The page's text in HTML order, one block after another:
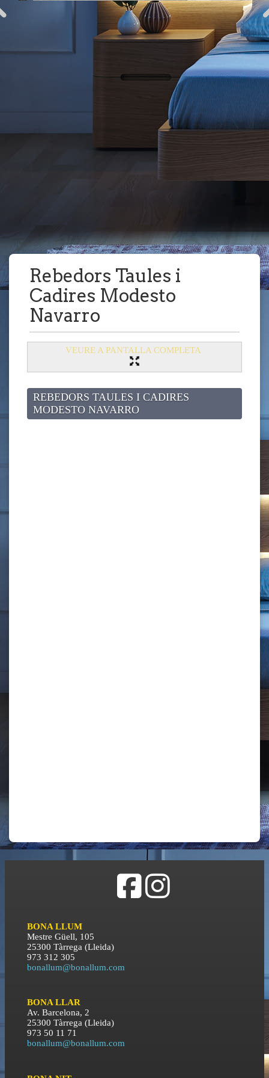
Rebedors Taules i
Cadires Modesto
Navarro
VEURE A PANTALLA COMPLETA
REBEDORS TAULES I CADIRES
MODESTO NAVARRO
BONA LLUM
Mestre Güell, 105
25300 Tàrrega (Lleida)
973 312 305
bonallum@bonallum.com
BONA LLAR
Av. Barcelona, 2
25300 Tàrrega (Lleida)
973 50 11 71
bonallum@bonallum.com